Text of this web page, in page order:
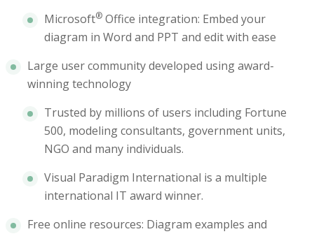
Microsoft® Office integration: Embed your
diagram in Word and PPT and edit with ease
Large user community developed using award-
winning technology
Trusted by millions of users including Fortune
500, modeling consultants, government units,
NGO and many individuals.
Visual Paradigm International is a multiple
international IT award winner.
Free online resources: Diagram examples and